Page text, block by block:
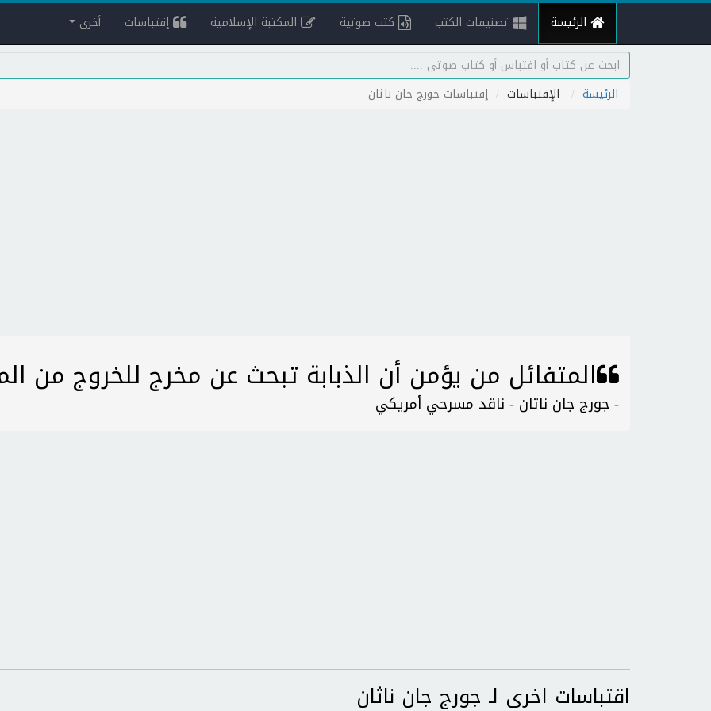
الرئيسة تصنيفات الكتب كتب صوتية المكتبة الإسلامية إقتباسات أخرى
الرئيسة الإقتباسات إقتباسات جورج جان ناثان
المتفائل من يؤمن أن الذبابة تبحث عن مخرج للخروج من
- جورج جان ناثان - ناقد مسرحي أمريكي
اقتباسات اخرى لـ جورج جان ناثان